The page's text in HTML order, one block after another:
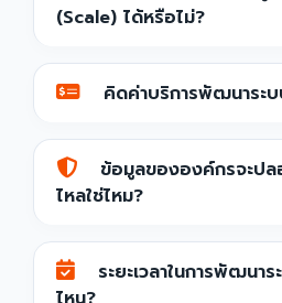
(Scale) ได้หรือไม่?
คิดค่าบริการพัฒนาระ
ข้อมูลขององค์กรจะปล
ไหลใช่ไหม?
ระยะเวลาในการพัฒนา